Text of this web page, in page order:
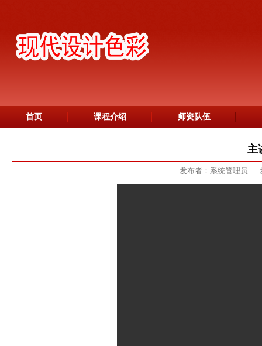
首页 课程介绍 师资队伍
主
发布者：系统管理员